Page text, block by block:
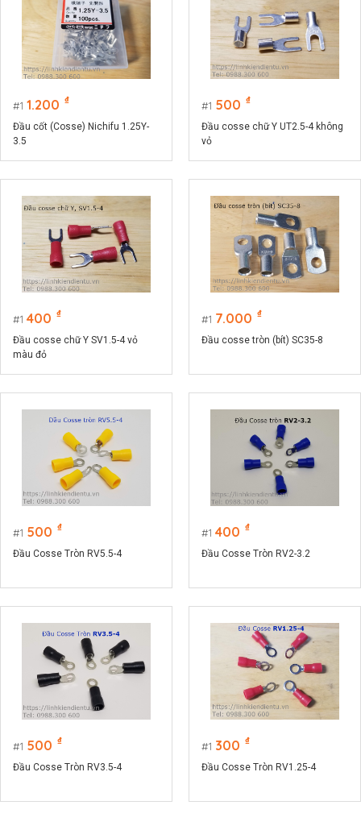
1 1.200 ₫
Đầu cốt (Cosse) Nichifu 1.25Y-
3.5
1 500 ₫
Đầu cosse chữ Y UT2.5-4 không
vỏ
1 400 ₫
Đầu cosse chữ Y SV1.5-4 vỏ
màu đỏ
1 7.000 ₫
Đầu cosse tròn (bít) SC35-8
1 500 ₫
Đầu Cosse Tròn RV5.5-4
1 400 ₫
Đầu Cosse Tròn RV2-3.2
1 500 ₫
Đầu Cosse Tròn RV3.5-4
1 300 ₫
Đầu Cosse Tròn RV1.25-4